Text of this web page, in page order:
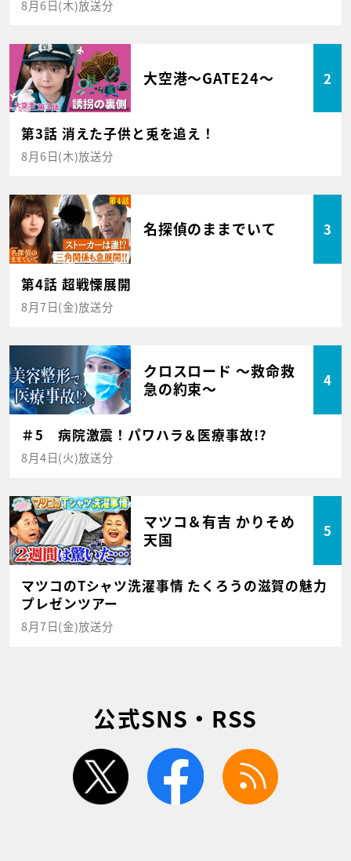
8月6日(木)放送分
大空港～GATE24～ 2
第3話 消えた子供と兎を追え！
8月6日(木)放送分
名探偵のままでいて 3
第4話 超戦慄展開
8月7日(金)放送分
クロスロード ～救命救
急の約束～
4
＃5 病院激震！パワハラ＆医療事故!?
8月4日(火)放送分
マツコ＆有吉 かりそめ
天国
5
マツコのTシャツ洗濯事情 たくろうの滋賀の魅力
プレゼンツアー
8月7日(金)放送分
公式SNS・RSS
twitter facebook